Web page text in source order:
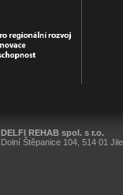
DELFI REHAB spol. s r.o.
Dolní Štěpanice 104, 514 01